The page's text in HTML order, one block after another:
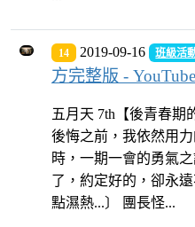
14 2019-09-16 班級活
方完整版 - YouTube
五月天 7th【後青春期
後悔之前，我依然用
時，一期一會的勇氣
了，約定好的，卻永
點濕熱...〕 團長怪...